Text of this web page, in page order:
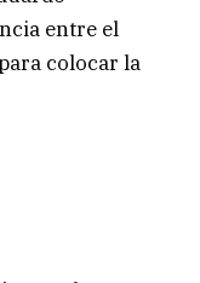
entre el
colocar la